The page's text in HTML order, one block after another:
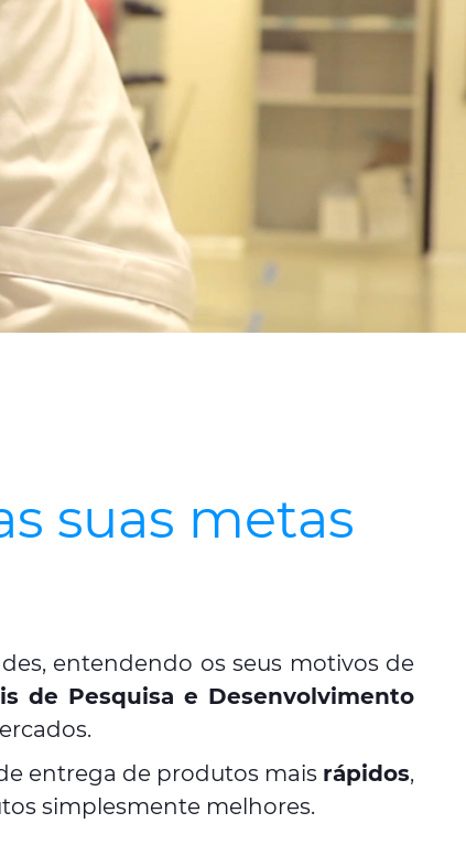
suas metas
entendendo os seus motivos de
de Pesquisa e Desenvolvimento
entrega de produtos mais rápidos,
simplesmente melhores.